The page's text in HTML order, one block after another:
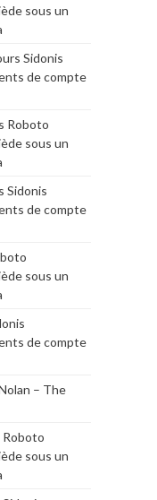
sous un
Sidonis
de compte
Roboto
sous un
Sidonis
de compte
sous un
de compte
– The
sous un